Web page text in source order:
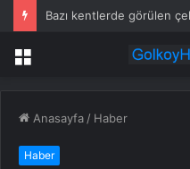
Menü
Anasayfa / Haber
Haber